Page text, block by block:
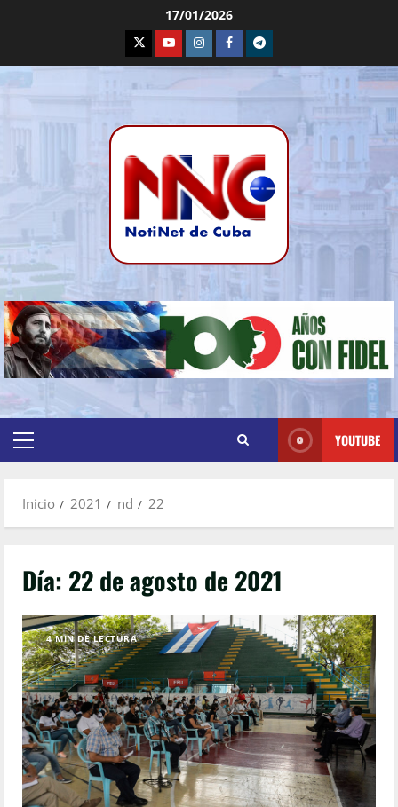
17/01/2026
YOUTUBE
Inicio 2021 nd 22
Día: 22 de agosto de 2021
4 MIN DE LECTURA